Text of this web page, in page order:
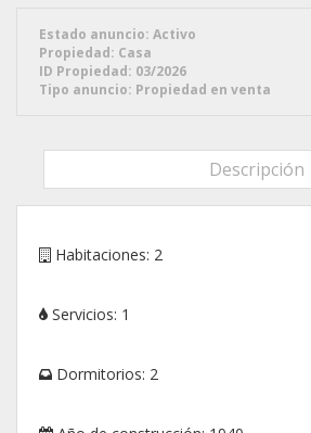
Estado anuncio: Activo
Propiedad: Casa
ID Propiedad: 03/2026
Tipo anuncio: Propiedad en venta
Descripción
Habitaciones: 2
Servicios: 1
Dormitorios: 2